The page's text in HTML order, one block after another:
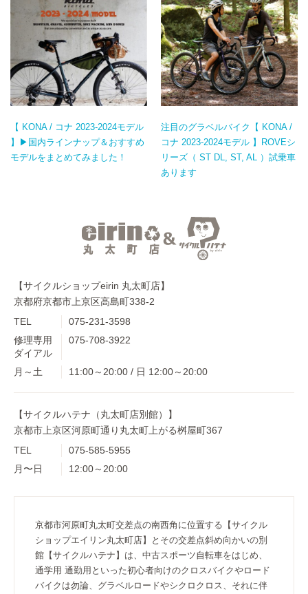
【 KONA / コナ 2023-2024モデル
】▶国内ラインナップ＆おすすめ
モデルをまとめてみました！
注目のグラベルバイク【 KONA /
コナ 2023-2024モデル 】ROVEシ
リーズ（ ST DL, ST, AL ）試乗車
あります
【サイクルショップeirin 丸太町店】
京都府京都市上京区高島町338-2
TEL
075-231-3598
修理専用
ダイアル
075-708-3922
月～土 11:00～20:00 / 日 12:00～20:00
【サイクルハテナ（丸太町店別館）】
京都市上京区河原町通り丸太町上がる桝屋町367
TEL
075-585-5955
月〜日
12:00～20:00
京都市河原町丸太町交差点の南西角に位置する【サイクル
ショップエイリン丸太町店】とその交差点斜め向かいの別
館【サイクルハテナ】は、中古スポーツ自転車をはじめ、
通学用 通勤用といった初心者向けのクロスバイクやロード
バイクは勿論、グラベルロードやシクロクロス、それに伴